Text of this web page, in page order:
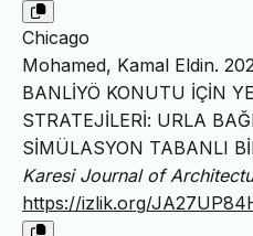
Chicago
Mohamed, Kamal Eldin.
BANLİYÖ KONUTU İÇİN
STRATEJİLERİ: URLA
SİMÜLASYON TABANLI
Karesi Journal of
https://izlik.org/